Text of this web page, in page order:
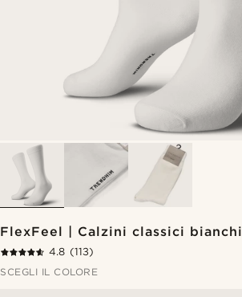
FlexFeel | Calzini classici bianchi
4.8 (113)
SCEGLI IL COLORE